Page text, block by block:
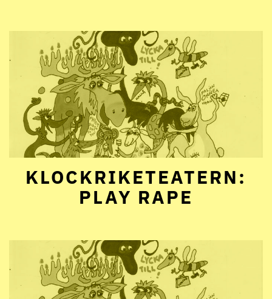
KLOCKRIKETEATERN:
PLAY RAPE